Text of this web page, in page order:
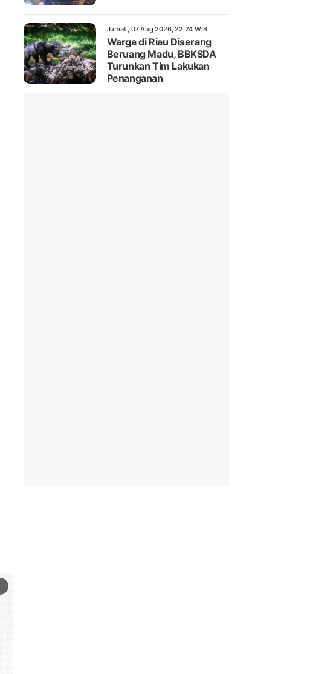
Jumat , 07 Aug 2026, 22:24 WIB
Warga di Riau Diserang
Beruang Madu, BBKSDA
Turunkan Tim Lakukan
Penanganan